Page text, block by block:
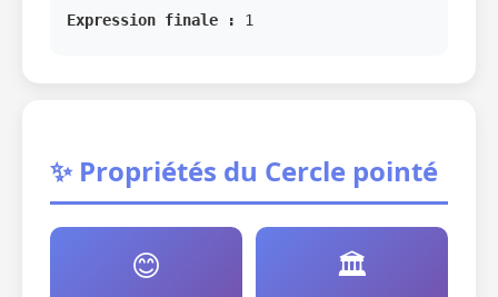
Expression finale :
1
✨ Propriétés du Cercle pointé
😊 🏛️